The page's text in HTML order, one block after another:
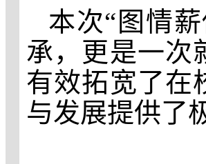
本次“图情
承，更是一次
有效拓宽了在
与发展提供了